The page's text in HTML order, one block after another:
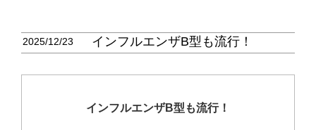
2025/12/23 インフルエンザB型も流行！
インフルエンザB型も流行！